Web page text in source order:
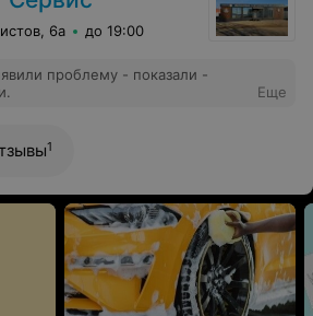
6а до 19:00
проблему - показали -
Еще
1